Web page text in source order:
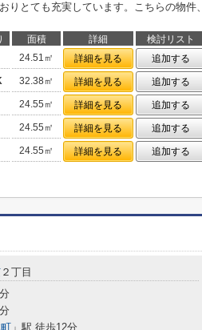
りとても充実しています。こちらの物件、
面積 詳細
検討リスト
24.51㎡ 詳細を見る
追加する
32.38㎡ 詳細を見る
追加する
24.55㎡ 詳細を見る
追加する
24.55㎡ 詳細を見る
追加する
24.55㎡ 詳細を見る 追加する
２丁目
」駅 徒歩12分